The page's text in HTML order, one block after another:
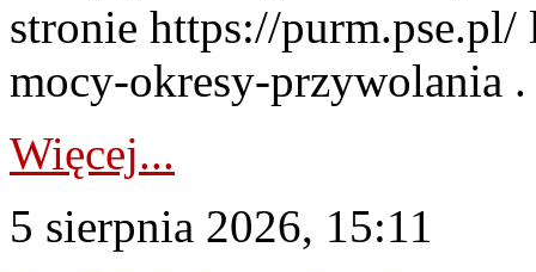
stronie https://
mocy-okresy-przywolania
Więcej...
5 sierpnia 2026, 15:11